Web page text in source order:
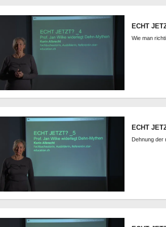
ECHT
Wie man
ECHT
Dehnung der